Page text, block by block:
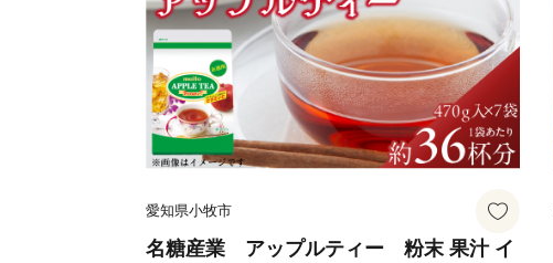
愛知県小牧市
名糖産業 アップルティー 粉末 果汁 イ